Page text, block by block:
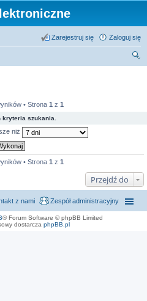
Zaloguj się
Zarejestruj się
• Strona 1 z 1
kryteria szukania.
niż
• Strona 1 z 1
Przejdź do
Zespół administracyjny
z nami
® Forum Software © phpBB Limited
dostarcza phpBB.pl